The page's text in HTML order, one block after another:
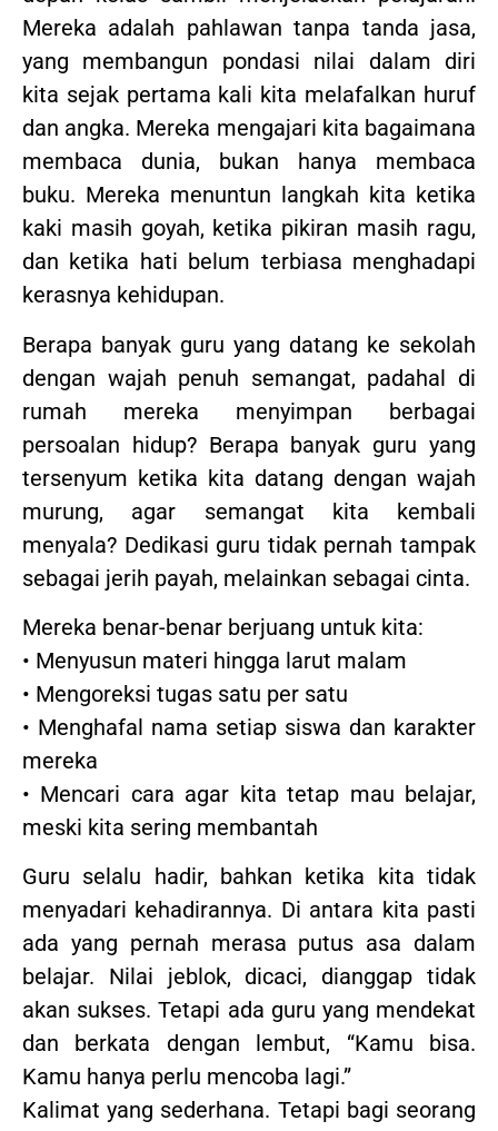
Mereka adalah pahlawan tanpa tanda jasa,
yang membangun pondasi nilai dalam diri
kita sejak pertama kali kita melafalkan huruf
dan angka. Mereka mengajari kita bagaimana
membaca dunia, bukan hanya membaca
buku. Mereka menuntun langkah kita ketika
kaki masih goyah, ketika pikiran masih ragu,
dan ketika hati belum terbiasa menghadapi
kerasnya kehidupan.
Berapa banyak guru yang datang ke sekolah
dengan wajah penuh semangat, padahal di
rumah mereka menyimpan berbagai
persoalan hidup? Berapa banyak guru yang
tersenyum ketika kita datang dengan wajah
murung, agar semangat kita kembali
menyala? Dedikasi guru tidak pernah tampak
sebagai jerih payah, melainkan sebagai cinta.
Mereka benar-benar berjuang untuk kita:
• Menyusun materi hingga larut malam
• Mengoreksi tugas satu per satu
• Menghafal nama setiap siswa dan karakter
mereka
• Mencari cara agar kita tetap mau belajar,
meski kita sering membantah
Guru selalu hadir, bahkan ketika kita tidak
menyadari kehadirannya. Di antara kita pasti
ada yang pernah merasa putus asa dalam
belajar. Nilai jeblok, dicaci, dianggap tidak
akan sukses. Tetapi ada guru yang mendekat
dan berkata dengan lembut, “Kamu bisa.
Kamu hanya perlu mencoba lagi.”
Kalimat yang sederhana. Tetapi bagi seorang